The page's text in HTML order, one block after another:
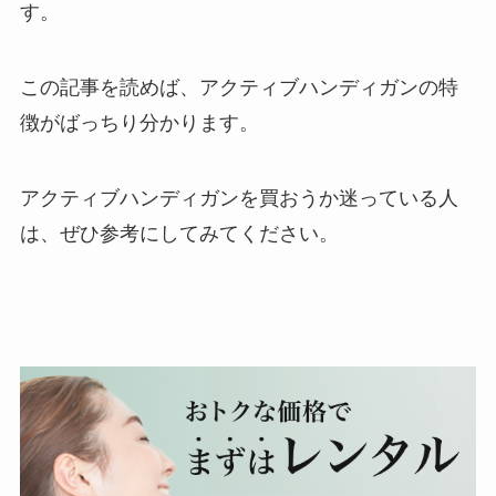
す。
この記事を読めば、アクティブハンディガンの特
徴がばっちり分かります。
アクティブハンディガンを買おうか迷っている人
は、ぜひ参考にしてみてください。